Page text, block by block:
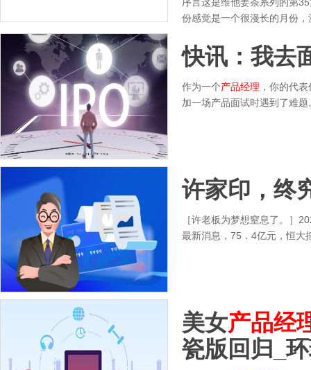
份感觉是一个很漫长的月份
快讯：我去
作为一个产品经理 ，你的代
加一场产品面试时遇到了难
许家印，终
［许老板为梦想窒息了。］
最新消息，75．4亿元，恒大
美女产品经
瓷版回归_